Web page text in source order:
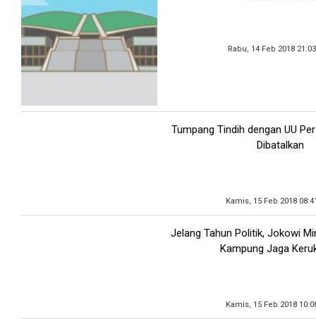
Rabu, 14 Feb 2018
Tumpang Tindih dengan UU
Dibatalkan
Kamis, 15 Feb 2018
Jelang Tahun Politik, Jokowi
Kampung Jaga
Kamis, 15 Feb 2018